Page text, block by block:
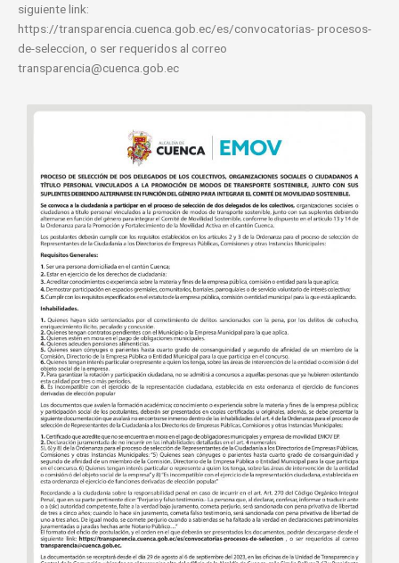
siguiente link:
https://transparencia.cuenca.gob.ec/es/convocatorias- procesos-
de-seleccion, o ser requeridos al correo
transparencia@cuenca.gob.ec